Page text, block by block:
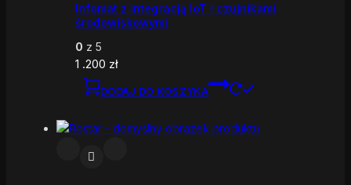
Infomat z integracją IoT i czujnikami
środowiskowymi
0 z 5
1 .200 zł
DODAJ DO KOSZYKA